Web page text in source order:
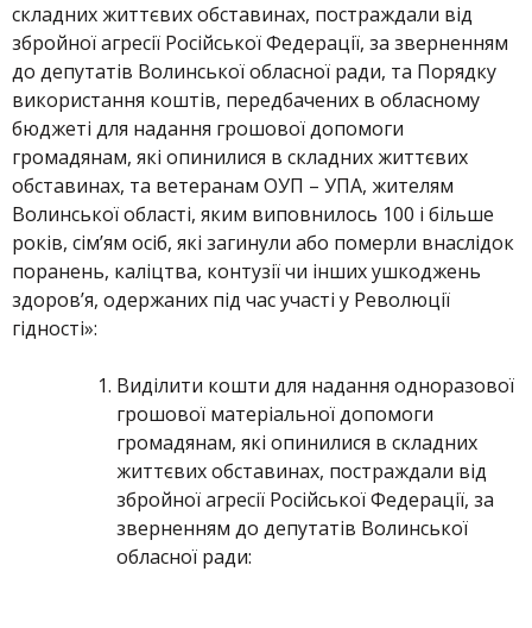
складних життєвих обставинах, постраждали від
збройної агресії Російської Федерації, за зверненням
до депутатів Волинської обласної ради, та Порядку
використання коштів, передбачених в обласному
бюджеті для надання грошової допомоги
громадянам, які опинилися в складних життєвих
обставинах, та ветеранам ОУП – УПА, жителям
Волинської області, яким виповнилось 100 і більше
років, сім’ям осіб, які загинули або померли внаслідок
поранень, каліцтва, контузії чи інших ушкоджень
здоров’я, одержаних під час участі у Революції
гідності»:
Виділити кошти для надання одноразової
грошової матеріальної допомоги
громадянам, які опинилися в складних
життєвих обставинах, постраждали від
збройної агресії Російської Федерації, за
зверненням до депутатів Волинської
обласної ради: